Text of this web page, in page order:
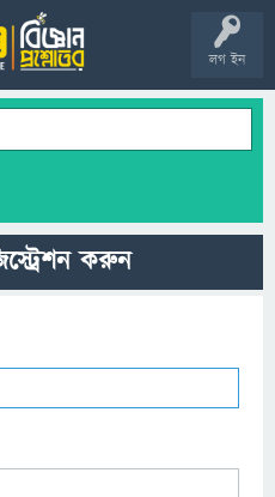
লগ ইন
করুন